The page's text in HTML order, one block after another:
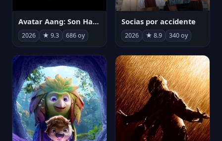
Avatar Aang: Son Havabükücü
2026 ★ 9.3 686 oy
Socias por accidente
2026 ★ 8.9 340 oy